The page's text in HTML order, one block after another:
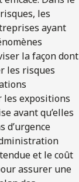
les
ayant
la façon dont
les risques
les expositions
avant qu’elles
d’urgence
et le coût
assurer une